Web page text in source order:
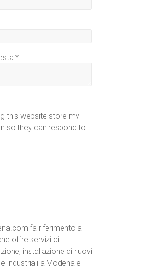
*
this website store my
so they can respond to
fa riferimento a
offre servizi di
installazione di nuovi
industriali a Modena e